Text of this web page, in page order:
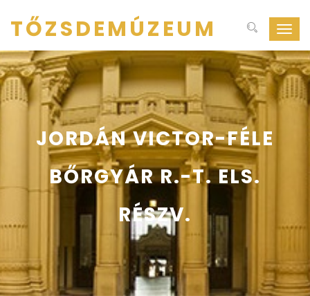
ki-
be
TŐZSDEMÚZEUM
JORDÁN VICTOR-FÉLE
BŐRGYÁR R.-T. ELS.
RÉSZV.